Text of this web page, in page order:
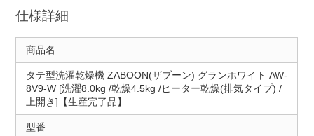
仕様詳細
商品名
タテ型洗濯乾燥機 ZABOON(ザブーン) グランホワイト AW-
8V9-W [洗濯8.0kg /乾燥4.5kg /ヒーター乾燥(排気タイプ) /
上開き]【生産完了品】
型番